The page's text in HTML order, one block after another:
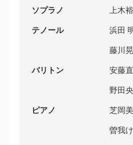
ソプラノ 上木
テノール 浜田
藤川
バリトン 安藤
野田
ピアノ 芝岡
曽我